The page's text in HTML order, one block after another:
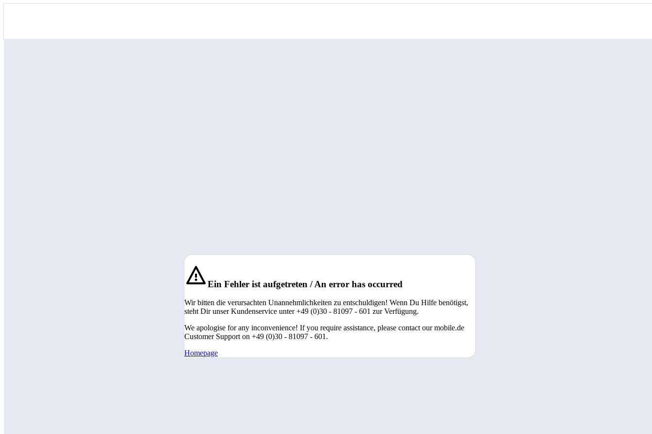
Ein Fehler ist aufgetreten / An error has occurred
Wir bitten die verursachten Unannehmlichkeiten zu entschuldigen! Wenn Du Hilfe benötigst,
steht Dir unser Kundenservice unter +49 (0)30 - 81097 - 601 zur Verfügung.
We apologise for any inconvenience! If you require assistance, please contact our mobile.de
Customer Support on +49 (0)30 - 81097 - 601.
Homepage